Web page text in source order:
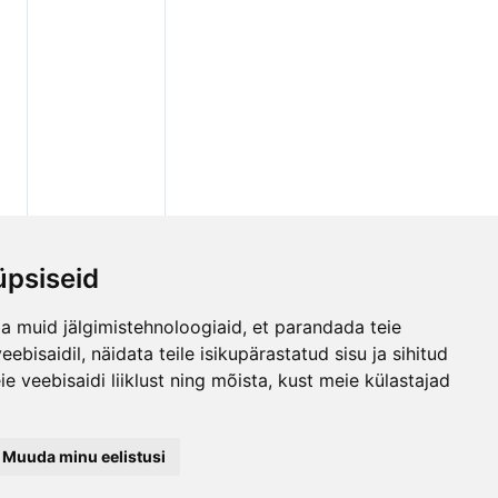
muid jälgimistehnoloogiaid, et parandada teie
näidata teile isikupärastatud sisu ja sihitud
veebisaidi liiklust ning mõista, kust meie külastajad
Muuda minu eelistusi